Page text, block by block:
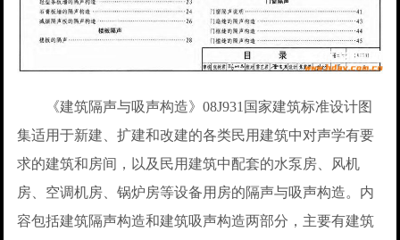
《建筑隔声与吸声构造》08J931国家建筑标准设计图
集适用于新建、扩建和改建的各类民用建筑中对声学有要
求的建筑和房间，以及民用建筑中配套的水泵房、风机
房、空调机房、锅炉房等设备用房的隔声与吸声构造。内
容包括建筑隔声构造和建筑吸声构造两部分，主要有建筑